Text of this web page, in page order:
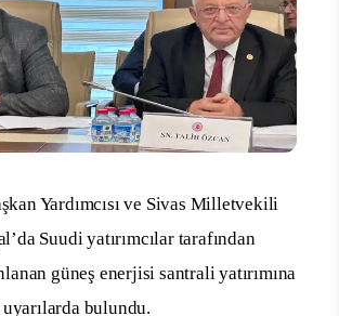
Yardımcısı ve Sivas Milletvekili
Suudi yatırımcılar tarafından
güneş enerjisi santrali yatırımına
bulundu.